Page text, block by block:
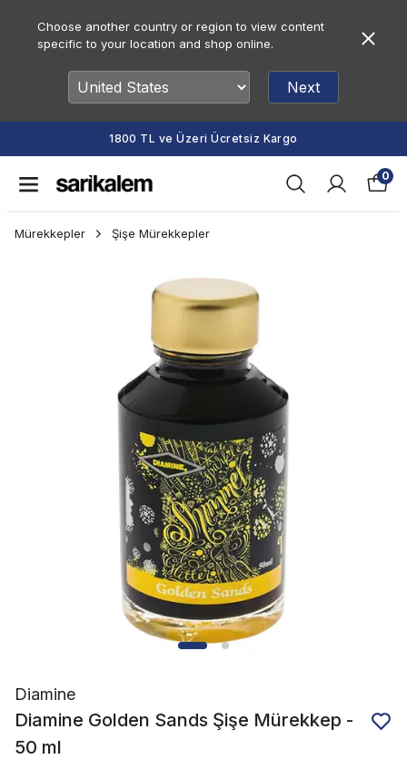
Choose another country or region to view content
specific to your location and shop online.
Next
1800 TL ve Üzeri Ücretsiz Kargo
0
Mürekkepler Şişe Mürekkepler
Diamine
Diamine Golden Sands Şişe Mürekkep -
50 ml